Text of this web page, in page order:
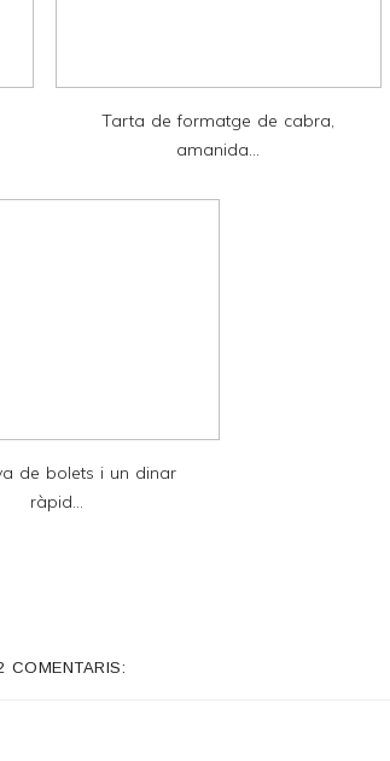
Tarta de formatge de cabra,
amanida...
de bolets i un dinar
ràpid...
COMENTARIS: